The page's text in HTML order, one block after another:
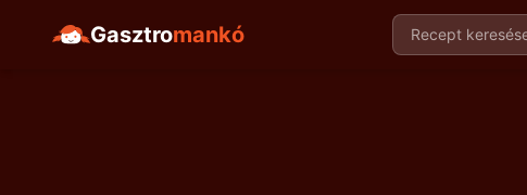
Gasztromankó Recept keresése